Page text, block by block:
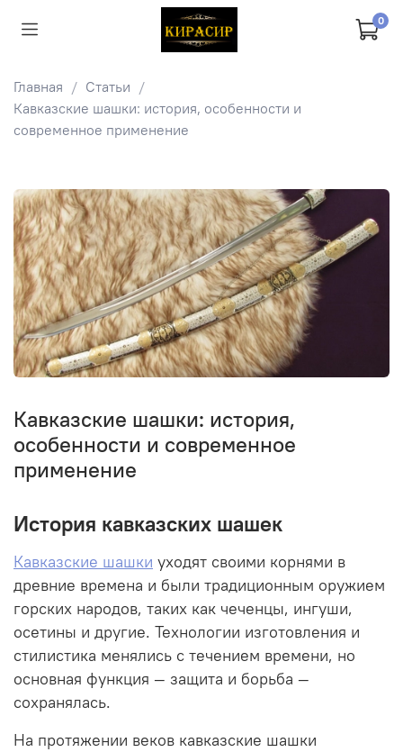
0
Главная
Статьи
Кавказские шашки: история, особенности и
современное применение
Кавказские шашки: история,
особенности и современное
применение
История кавказских шашек
Кавказские шашки уходят своими корнями в
древние времена и были традиционным оружием
горских народов, таких как чеченцы, ингуши,
осетины и другие. Технологии изготовления и
стилистика менялись с течением времени, но
основная функция — защита и борьба —
сохранялась.
На протяжении веков кавказские шашки